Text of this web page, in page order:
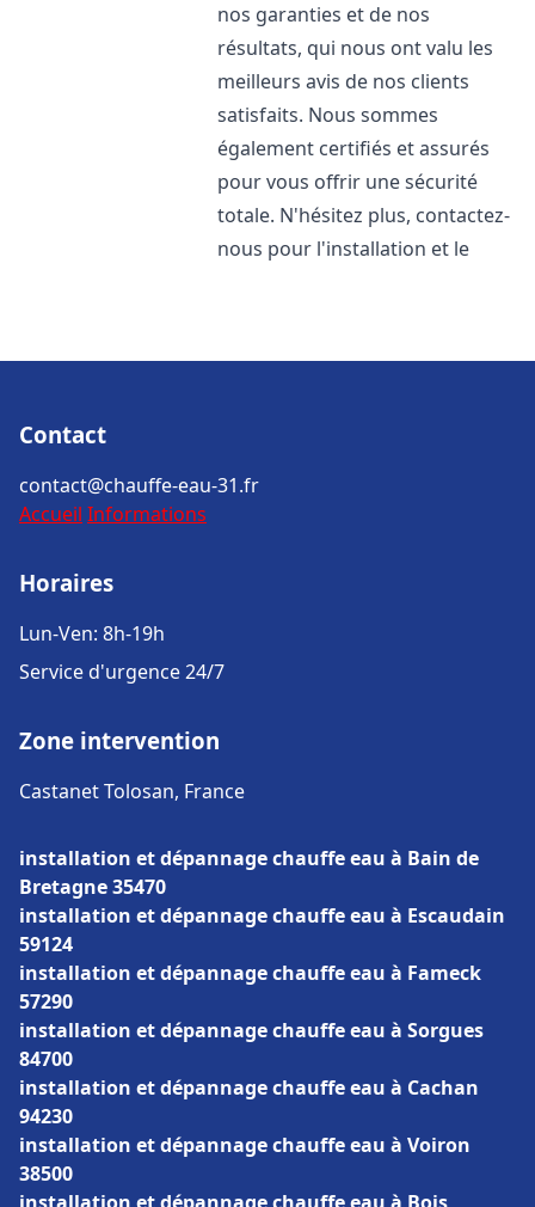
nos garanties et de nos
résultats, qui nous ont valu les
meilleurs avis de nos clients
satisfaits. Nous sommes
également certifiés et assurés
pour vous offrir une sécurité
totale. N'hésitez plus, contactez-
nous pour l'installation et le
Contact
contact@chauffe-eau-31.fr
Accueil Informations
Horaires
Lun-Ven: 8h-19h
Service d'urgence 24/7
Zone intervention
Castanet Tolosan, France
installation et dépannage chauffe eau à Bain de
Bretagne 35470
installation et dépannage chauffe eau à Escaudain
59124
installation et dépannage chauffe eau à Fameck
57290
installation et dépannage chauffe eau à Sorgues
84700
installation et dépannage chauffe eau à Cachan
94230
installation et dépannage chauffe eau à Voiron
38500